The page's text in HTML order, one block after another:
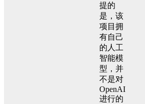
提的
是，该
项目拥
有自己
的人工
智能模
型，并
不是对
OpenAI
进行的